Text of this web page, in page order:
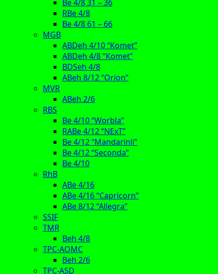
Be 4/8 31 – 36
RBe 4/8
Be 4/8 61 – 66
MGB
ABDeh 4/10 “Komet”
ABDeh 4/8 “Komet”
BDSeh 4/8
ABeh 8/12 “Orion”
MVR
ABeh 2/6
RBS
Be 4/10 “Worbla”
RABe 4/12 “NExT”
Be 4/12 “Mandarinli”
Be 4/12 “Seconda”
Be 4/10
RhB
ABe 4/16
ABe 4/16 “Capricorn”
ABe 8/12 “Allegra”
SSIF
TMR
Beh 4/8
TPC-AOMC
Beh 2/6
TPC-ASD